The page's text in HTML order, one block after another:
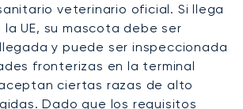
veterinario oficial. Si llega
UE, su mascota debe ser
y puede ser inspeccionada
fronterizas en la terminal
ciertas razas de alto
Dado que los requisitos